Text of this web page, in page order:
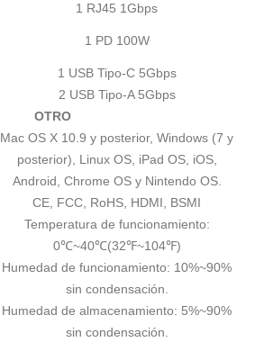
1 RJ45 1Gbps
1 PD 100W
1 USB Tipo-C 5Gbps
2 USB Tipo-A 5Gbps
OTRO
Mac OS X 10.9 y posterior, Windows (7 y
posterior), Linux OS, iPad OS, iOS,
Android, Chrome OS y Nintendo OS.
CE, FCC, RoHS, HDMI, BSMI
Temperatura de funcionamiento:
0℃~40℃(32℉~104℉)
Humedad de funcionamiento: 10%~90%
sin condensación.
Humedad de almacenamiento: 5%~90%
sin condensación.